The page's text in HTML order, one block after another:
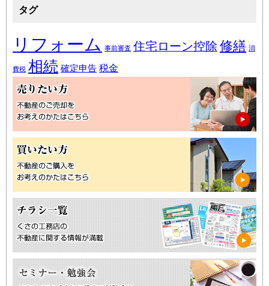
タグ
リフォーム 事前審査 住宅ローン控除 修繕 消
費税 相続 確定申告 税金